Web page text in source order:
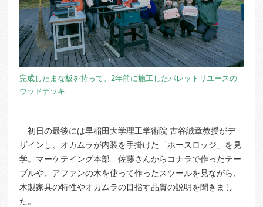
完成したまな板を持って。2年前に施工したパレットリユースの
ウッドデッキ
初日の最後には早稲田大学理工学術院 古谷誠章教授がデ
ザインし、オカムラが内装を手掛けた「ホースロッジ」を見
学。マーケテイング本部 佐藤さんからコナラで作ったテー
ブルや、アファンの木を使って作ったスツールを見ながら、
木製家具の特性やオカムラの目指す品質の説明を聞きまし
た。